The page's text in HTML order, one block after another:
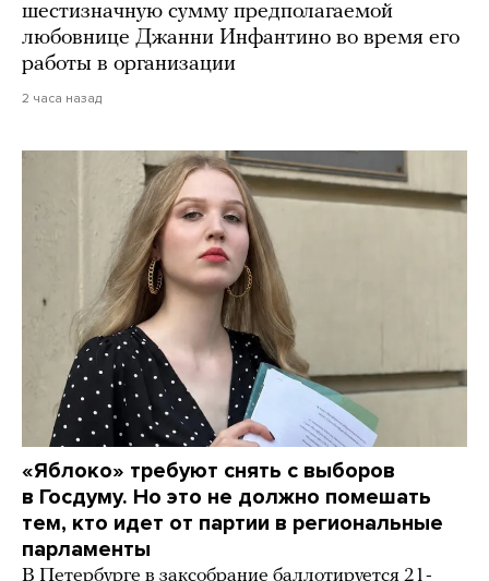
шестизначную сумму предполагаемой
любовнице Джанни Инфантино во время его
работы в организации
2 часа назад
«Яблоко» требуют снять с выборов
в Госдуму. Но это не должно помешать
тем, кто идет от партии в региональные
парламенты
В Петербурге в заксобрание баллотируется 21-